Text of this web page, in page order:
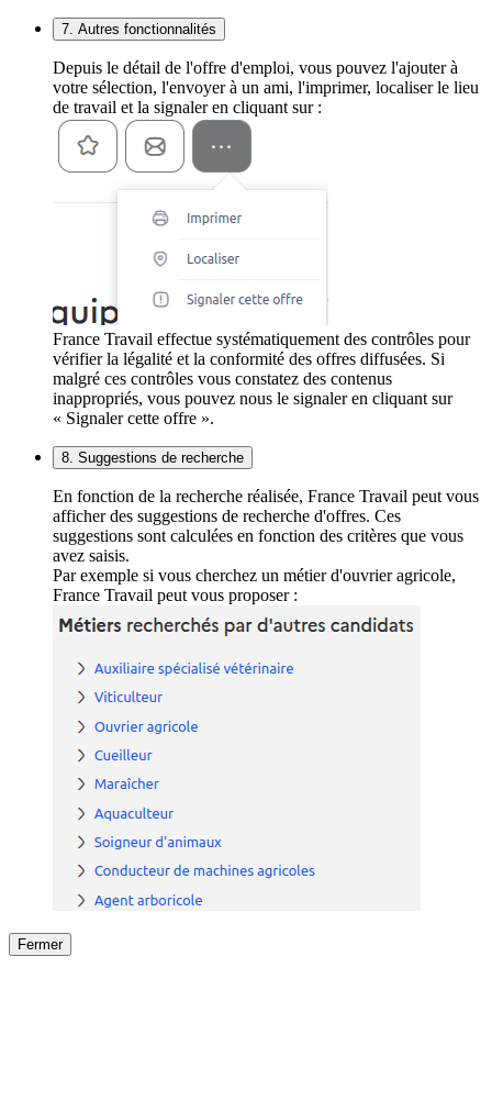
7. Autres fonctionnalités
Depuis le détail de l'offre d'emploi, vous pouvez l'ajouter à
votre sélection, l'envoyer à un ami, l'imprimer, localiser le lieu
de travail et la signaler en cliquant sur :
France Travail effectue systématiquement des contrôles pour
vérifier la légalité et la conformité des offres diffusées. Si
malgré ces contrôles vous constatez des contenus
inappropriés, vous pouvez nous le signaler en cliquant sur
« Signaler cette offre ».
8. Suggestions de recherche
En fonction de la recherche réalisée, France Travail peut vous
afficher des suggestions de recherche d'offres. Ces
suggestions sont calculées en fonction des critères que vous
avez saisis.
Par exemple si vous cherchez un métier d'ouvrier agricole,
France Travail peut vous proposer :
Fermer